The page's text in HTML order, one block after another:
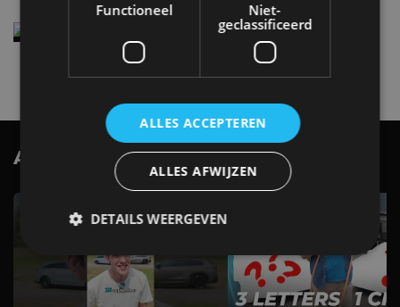
Elektrische Geely E2 (tijdelijk) net zo goedkoop
als een Renault Twingo
4 aug
AutoRAI.nl TV SUBSCRIBE
Functioneel
Niet-
geclassificeerd
ALLES ACCEPTEREN
ALLES AFWIJZEN
DETAILS WEERGEVEN
Strikt noodzakelijk Prestatie
Targeting